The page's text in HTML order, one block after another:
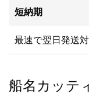
短納期
最速で翌日発送
船名カッテ